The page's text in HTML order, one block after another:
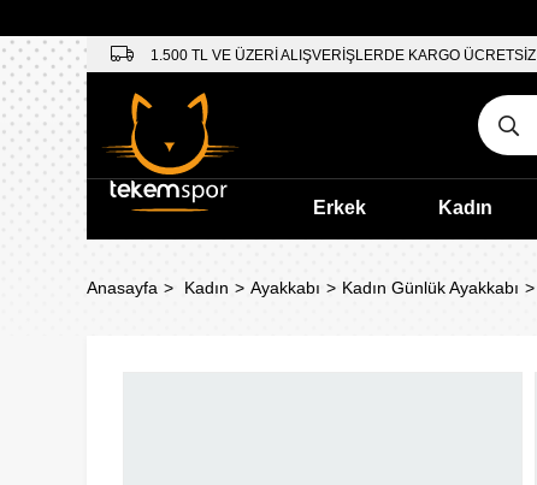
1.500 TL VE ÜZERİ ALIŞVERİŞLERDE KARGO ÜCRETSİZ
Erkek Kadın
Anasayfa Kadın Ayakkabı Kadın Günlük Ayakkabı